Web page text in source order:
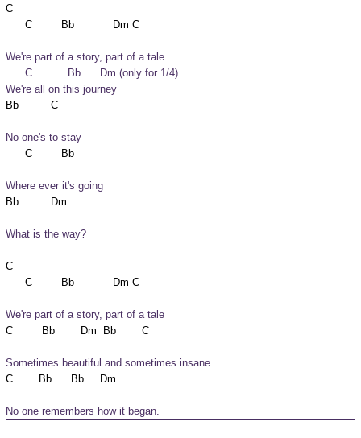
C
We're part of a story, part of a tale
      C           Bb      Dm (only for 1/4)
We're all on this journey
No one's to stay
Where ever it's going
What is the way?
C
We're part of a story, part of a tale
Sometimes beautiful and sometimes insane
No one remembers how it began.